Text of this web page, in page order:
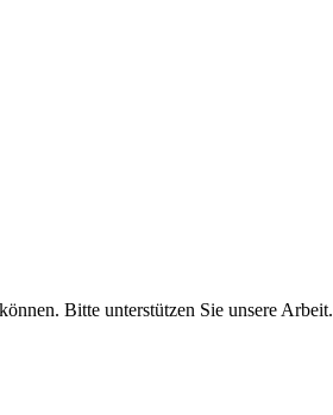
Bitte unterstützen Sie unsere Arbeit.